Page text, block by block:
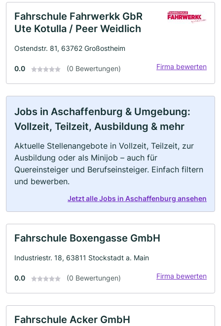
Fahrschule Fahrwerkk GbR
Ute Kotulla / Peer Weidlich
Ostendstr. 81, 63762 Großostheim
0.0 (0 Bewertungen) Firma bewerten
Jobs in Aschaffenburg & Umgebung:
Vollzeit, Teilzeit, Ausbildung & mehr
Aktuelle Stellenangebote in Vollzeit, Teilzeit, zur
Ausbildung oder als Minijob – auch für
Quereinsteiger und Berufseinsteiger. Einfach filtern
und bewerben.
Jetzt alle Jobs in Aschaffenburg ansehen
Fahrschule Boxengasse GmbH
Industriestr. 18, 63811 Stockstadt a. Main
0.0 (0 Bewertungen) Firma bewerten
Fahrschule Acker GmbH